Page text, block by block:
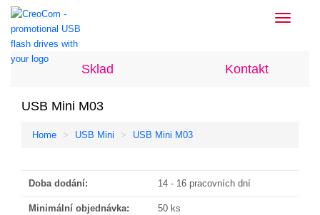
Toggle
Sklad Kontakt
USB Mini M03
Home USB Mini USB Mini M03
Doba dodání: 14 - 16 pracovních dní
Minimální objednávka: 50 ks